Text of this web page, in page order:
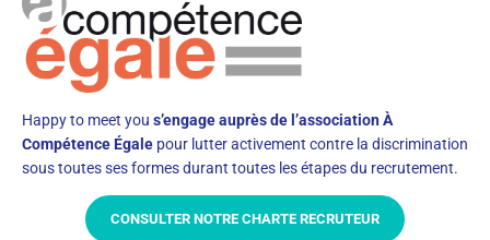
Happy to meet you s’engage auprès de l’association À
Compétence Égale pour lutter activement contre la discrimination
sous toutes ses formes durant toutes les étapes du recrutement.
CONSULTER NOTRE CHARTE RECRUTEUR